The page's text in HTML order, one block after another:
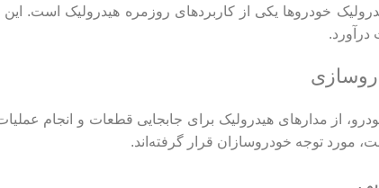
خودروها یکی از کاربردهای روزمره هیدرولیک است. این
درآورد.
از مدارهای هیدرولیک برای جابجایی قطعات و انجام
مورد توجه خودروسازان قرار گرفته‌اند.